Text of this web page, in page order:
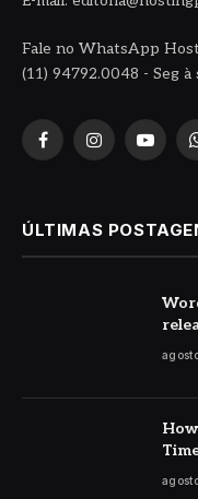
Fale no WhatsApp
(11) 94792.0048 - Seg
FacebookInstagram
ÚLTIMAS